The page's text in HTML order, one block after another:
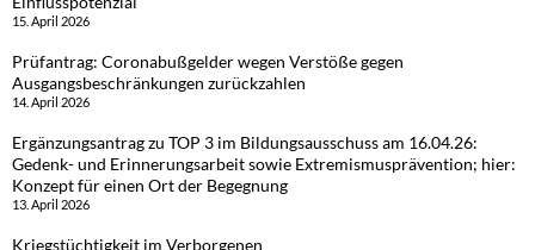
15. April 2026
Prüfantrag: Coronabußgelder wegen Verstöße gegen
Ausgangsbeschränkungen zurückzahlen
14. April 2026
Ergänzungsantrag zu TOP 3 im Bildungsausschuss am 16.04.26:
Gedenk- und Erinnerungsarbeit sowie Extremismusprävention; hier:
Konzept für einen Ort der Begegnung
13. April 2026
Kriegstüchtigkeit im Verborgenen